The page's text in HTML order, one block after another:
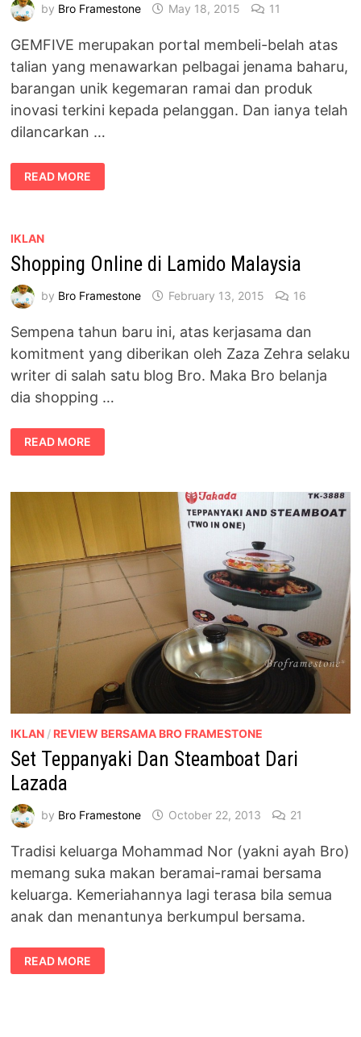
by Bro Framestone May 18, 2015 11
GEMFIVE merupakan portal membeli-belah atas
talian yang menawarkan pelbagai jenama baharu,
barangan unik kegemaran ramai dan produk
inovasi terkini kepada pelanggan. Dan ianya telah
dilancarkan …
MAJLIS
PELANCARAN
GEMFIVE
ONLINE
MALAYSIA
READ MORE
IKLAN
Shopping Online di Lamido Malaysia
by Bro Framestone February 13, 2015 16
Sempena tahun baru ini, atas kerjasama dan
komitment yang diberikan oleh Zaza Zehra selaku
writer di salah satu blog Bro. Maka Bro belanja
dia shopping …
SHOPPING
ONLINE
DI
READ MORE
IKLAN / REVIEW BERSAMA BRO FRAMESTONE
Set Teppanyaki Dan Steamboat Dari
Lazada
by Bro Framestone October 22, 2013 21
Tradisi keluarga Mohammad Nor (yakni ayah Bro)
memang suka makan beramai-ramai bersama
keluarga. Kemeriahannya lagi terasa bila semua
anak dan menantunya berkumpul bersama.
SET
TEPPANYAKI
DAN
READ MORE